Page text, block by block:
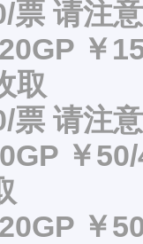
票 请注
￥
取
票 请注
￥
￥